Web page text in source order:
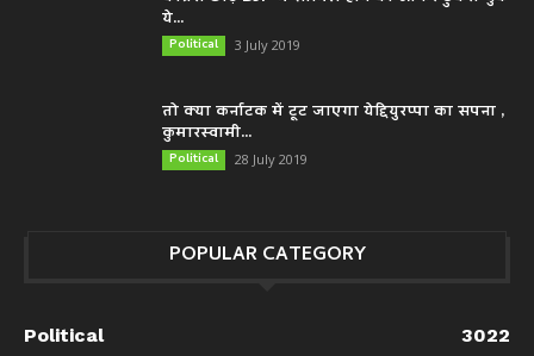
ये...
Political 3 July 2019
तो क्या कर्नाटक में टूट जाएगा येद्दियुरप्पा का सपना ,
कुमारस्वामी...
Political 28 July 2019
POPULAR CATEGORY
Political
3022